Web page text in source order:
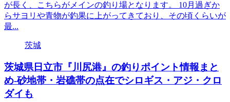
が長く、こちらがメインの釣り場となります。 10月過ぎか
らサヨリや青物が釣果に上がってきており、その頃くらいが
最...
茨城
茨城県日立市『川尻港』の釣りポイント情報まと
め-砂地帯・岩礁帯の点在でシロギス・アジ・クロ
ダイも